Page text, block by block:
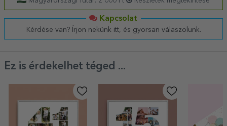
Kapcsolat
Kérdése van? Írjon nekünk itt, és gyorsan válaszolunk.
Ez is érdekelhet téged ...